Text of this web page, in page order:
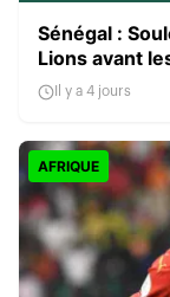
Sénégal :
Lions avant
Il y a 4 jours
AFRIQUE